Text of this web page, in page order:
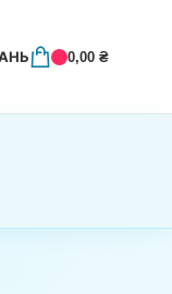
0,00₴